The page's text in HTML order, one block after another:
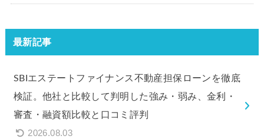
最新記事
SBIエステートファイナンス不動産担保ローンを徹底
検証。他社と比較して判明した強み・弱み、金利・
審査・融資額比較と口コミ評判
2026.08.03